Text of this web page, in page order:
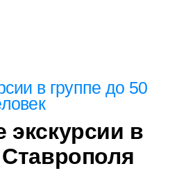
в группе до 50
экскурсии в